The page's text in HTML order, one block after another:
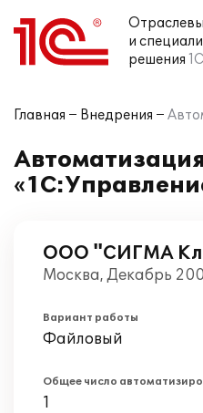
и
решения
Главная Внедрения
ООО "СИГМА
Москва, Декабрь
Вариант работы
Файловый
Общее число
1